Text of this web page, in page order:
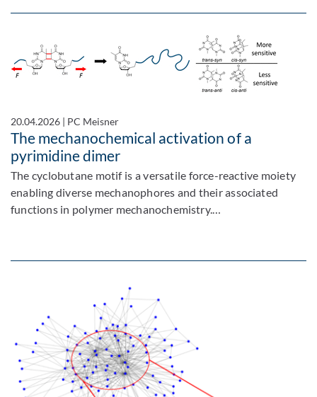
20.04.2026 | PC Meisner
The mechanochemical activation of a
pyrimidine dimer
The cyclobutane motif is a versatile force-reactive moiety
enabling diverse mechanophores and their associated
functions in polymer mechanochemistry.…